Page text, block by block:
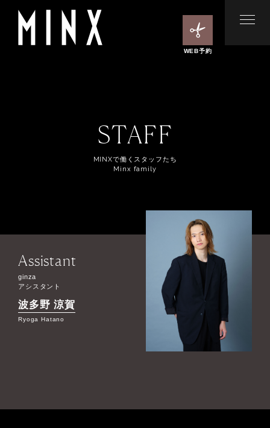
WEB予約
STAFF
MINXで働くスタッフたち
Minx family
Assistant
ginza
アシスタント
波多野 涼賀
Ryoga Hatano